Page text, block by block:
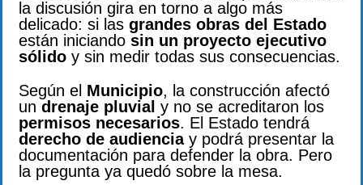
la discusión gira en torno a algo más
delicado: si las grandes obras del Estado
están iniciando sin un proyecto ejecutivo
sólido y sin medir todas sus consecuencias.
Según el Municipio, la construcción afectó
un drenaje pluvial y no se acreditaron los
permisos necesarios. El Estado tendrá
derecho de audienciay podrá presentar la
documentación para defender la obra. Pero
la pregunta ya quedó sobre la mesa.